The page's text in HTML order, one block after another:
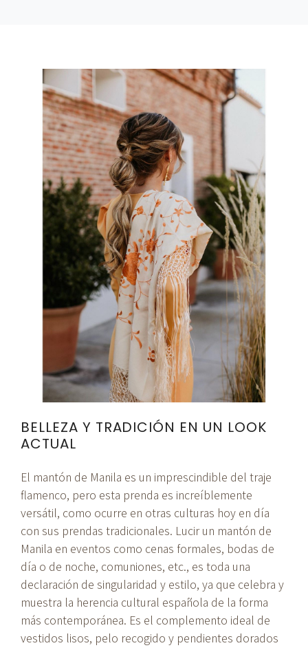
BELLEZA Y TRADICIÓN EN UN LOOK
ACTUAL
El mantón de Manila es un imprescindible del traje
flamenco, pero esta prenda es increíblemente
versátil, como ocurre en otras culturas hoy en día
con sus prendas tradicionales. Lucir un mantón de
Manila en eventos como cenas formales, bodas de
día o de noche, comuniones, etc., es toda una
declaración de singularidad y estilo, ya que celebra y
muestra la herencia cultural española de la forma
más contemporánea. Es el complemento ideal de
vestidos lisos, pelo recogido y pendientes dorados